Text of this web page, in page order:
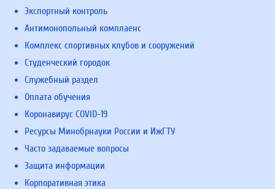
Экспортный контроль
Антимонопольный комплаенс
Комплекс спортивных клубов и сооружений
Студенческий городок
Служебный раздел
Оплата обучения
Коронавирус COVID-19
Ресурсы Минобрнауки России и ИжГТУ
Часто задаваемые вопросы
Защита информации
Корпоративная этика